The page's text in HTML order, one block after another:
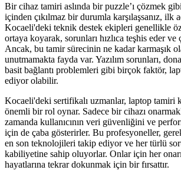
Bir cihaz tamiri aslında bir puzzle’ı çözmek
içinden çıkılmaz bir durumla karşılaşsanız, ilk
Kocaeli'deki teknik destek ekipleri genellikle
ortaya koyarak, sorunları hızlıca teşhis eder
Ancak, bu tamir sürecinin ne kadar karmaşık
unutmamakta fayda var. Yazılım sorunları,
basit bağlantı problemleri gibi birçok faktör,
ediyor olabilir.
Kocaeli'deki sertifikalı uzmanlar, laptop tamiri
önemli bir rol oynar. Sadece bir cihazı
zamanda kullanıcının veri güvenliğini ve
için de çaba gösterirler. Bu profesyoneller,
en son teknolojileri takip ediyor ve her türlü
kabiliyetine sahip oluyorlar. Onlar için her
hayatlarına tekrar dokunmak için bir fırsattır.